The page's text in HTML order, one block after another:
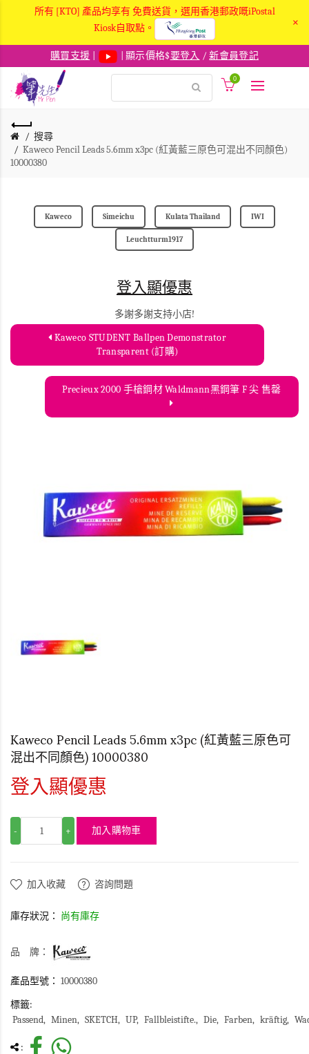
所有 [KTO] 產品均享有 免費送貨，選用香港郵政嘅iPostal
Kiosk自取點。
×
購買支援 | 顯示價格$要登入 /新會員登記
0
搜尋
Kaweco Pencil Leads 5.6mm x3pc (紅黃藍三原色可混出不同顏色)
10000380
Kaweco Simeichu Kulata Thailand IWI
Leuchtturm1917
登入顯優惠
多謝多謝支持小店!
Kaweco STUDENT Ballpen Demonstrator
Transparent (訂購)
Precieux 2000 手槍鋼材 Waldmann黑鋼筆 F 尖 售罄
Kaweco Pencil Leads 5.6mm x3pc (紅黃藍三原色可
混出不同顏色) 10000380
登入顯優惠
- + 加入購物車
加入收藏 咨詢問題
庫存狀況： 尚有庫存
品 牌：
產品型號： 10000380
標籤:
Passend
Minen SKETCH UP Fallbleistifte. Die Farben kräftig
: